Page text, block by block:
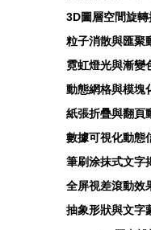
3D圖層空間旋轉
粒子消散與匯聚
霓虹燈光與漸變
動態網格與模塊
紙張折疊與翻頁
數據可視化動態
筆刷涂抹式文字
全屏視差滾動效
抽象形狀與文字